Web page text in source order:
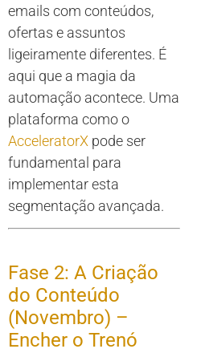
emails com conteúdos,
ofertas e assuntos
ligeiramente diferentes. É
aqui que a magia da
automação acontece. Uma
plataforma como o
AcceleratorX pode ser
fundamental para
implementar esta
segmentação avançada.
Fase 2: A Criação
do Conteúdo
(Novembro) –
Encher o Trenó